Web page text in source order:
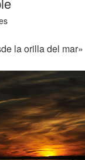
la orilla del mar»